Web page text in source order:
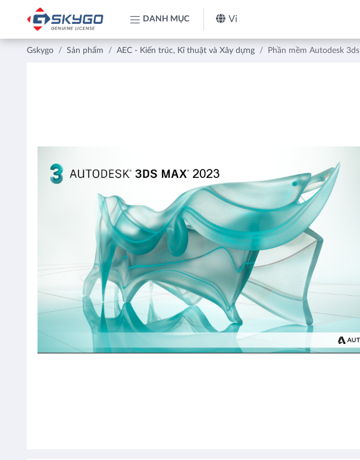
DANH MỤC Vi
Gskygo Sản phẩm AEC - Kiến trúc, Kĩ thuật và Xây dựng Phần mềm Autodesk